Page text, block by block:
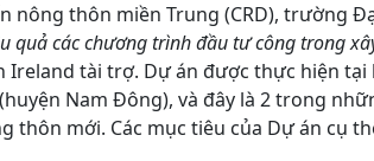
nông thôn miền Trung (CRD), trường
quả các chương trình đầu tư công trong
tài trợ. Dự án được thực hiện tại
Nam Đông), và đây là 2 trong
thôn mới. Các mục tiêu của Dự án cụ